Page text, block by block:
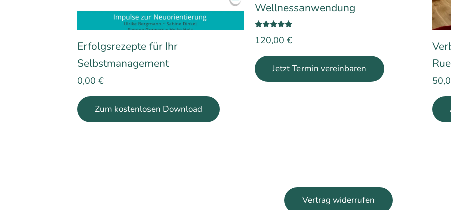
Erfolgsrezepte für Ihr
Selbstmanagement
0,00 €
Zum kostenlosen Download
Wellnessanwendung
mit5.00
120,00 €
Jetzt Termin vereinbaren
Vertrag widerrufen